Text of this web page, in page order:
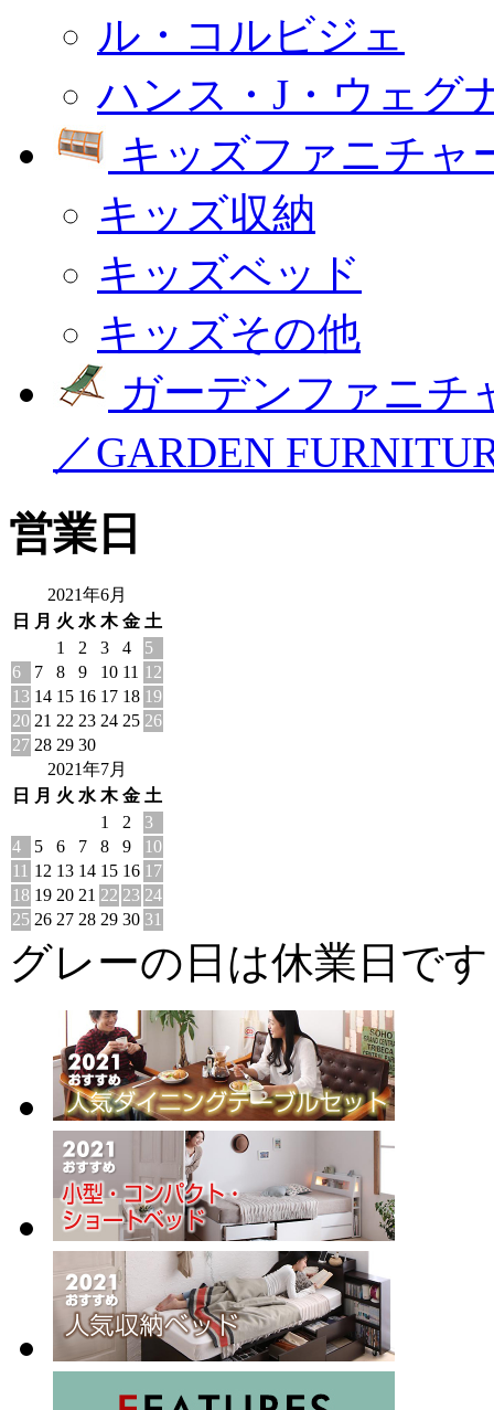
ル・コルビジェ
ハンス・J・ウェグ
キッズファニチャ
キッズ収納
キッズベッド
キッズその他
ガーデンファニチ
／GARDEN
営業日
2021年6月
日
月 火 水 木 金 土
1
2 3 4
5
6
7 8 9 10 11 12
13 14 15 16 17 18 19
20 21 22 23 24 25 26
27 28 29 30
2021年7月
日
月 火 水 木 金 土
1
2
3
4
5 6 7 8 9
10
11 12 13 14 15 16 17
18 19 20 21 22 23 24
25 26 27 28 29 30 31
グレーの日は休業日です